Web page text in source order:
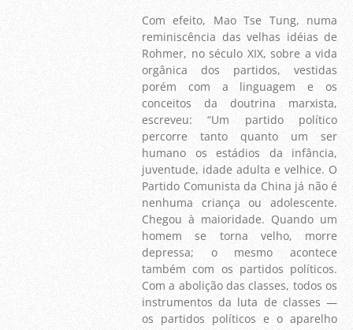
Com efeito, Mao Tse Tung, numa
reminiscência das velhas idéias de
Rohmer, no século XIX, sobre a vida
orgânica dos partidos, vestidas
porém com a linguagem e os
conceitos da doutrina marxista,
escreveu: “Um partido político
percorre tanto quanto um ser
humano os estádios da infância,
juventude, idade adulta e velhice. O
Partido Comunista da China já não é
nenhuma criança ou adolescente.
Chegou à maioridade. Quando um
homem se torna velho, morre
depressa; o mesmo acontece
também com os partidos políticos.
Com a abolição das classes, todos os
instrumentos da luta de classes —
os partidos políticos e o aparelho